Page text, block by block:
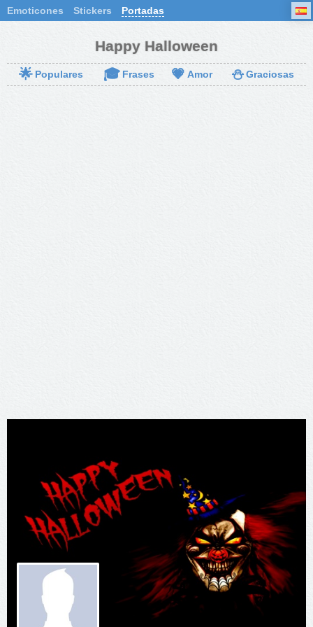
Emoticones Stickers Portadas
Happy Halloween
🌟 Populares 🎓 Frases 💗 Amor ⛄Graciosas